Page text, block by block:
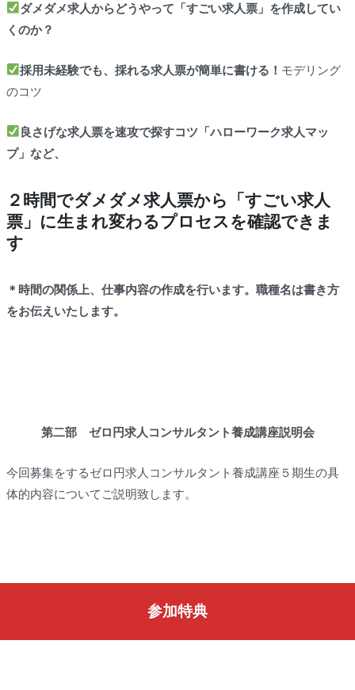
ダメダメ求人からどうやって「すごい求人票」を作成してい
くのか？
採用未経験でも、採れる求人票が簡単に書ける！ モデリング
のコツ
良さげな求人票を速攻で探すコツ「ハローワーク求人マッ
プ」など、
２時間でダメダメ求人票から「すごい求人
票」に生まれ変わるプロセスを確認できま
す
＊時間の関係上、仕事内容の作成を行います。職種名は書き方
をお伝えいたします。
第二部 ゼロ円求人コンサルタント養成講座説明会
今回募集をするゼロ円求人コンサルタント養成講座５期生の具
体的内容についてご説明致します。
参加特典